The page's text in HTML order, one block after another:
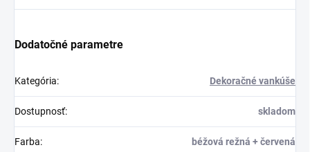
Dodatočné parametre
Kategória: Dekoračné vankúše
Dostupnosť: skladom
Farba: béžová režná + červená